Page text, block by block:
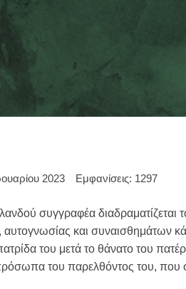
2023 Εμφανίσεις: 1297
συγγραφέα
αυτογνωσίας και συναισθημάτων
του μετά το θάνατο του
του παρελθόντος του,